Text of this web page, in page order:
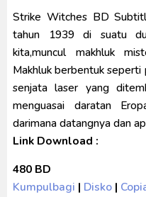
Strike Witches BD
tahun 1939 di suatu
kita,muncul makhluk
Makhluk berbentuk
senjata laser yang
menguasai daratan
darimana datangnya dan
Link Download :
480 BD
Kumpulbagi | Disko |